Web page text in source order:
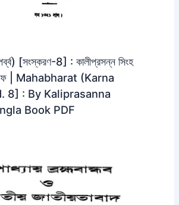
[সংস্করণ-8] : কালীপ্রসন্ন সিংহ
| Mahabharat (Karna
8] : By Kaliprasanna
Book PDF